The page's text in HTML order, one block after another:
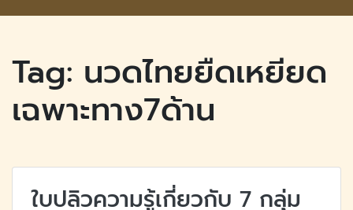
Tag: นวดไทยยืดเหยียด
เฉพาะทาง7ด้าน
ใบปลิวความรู้เกี่ยวกับ 7 กลุ่ม